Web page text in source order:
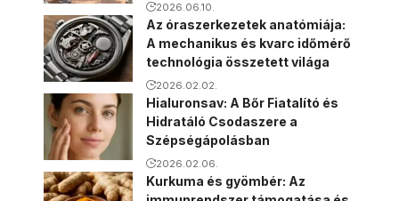
2026.06.10.
Az óraszerkezetek anatómiája:
A mechanikus és kvarc időmérő
technológia összetett világa
2026.02.02.
Hialuronsav: A Bőr Fiatalító és
Hidratáló Csodaszere a
Szépségápolásban
2026.02.06.
Kurkuma és gyömbér: Az